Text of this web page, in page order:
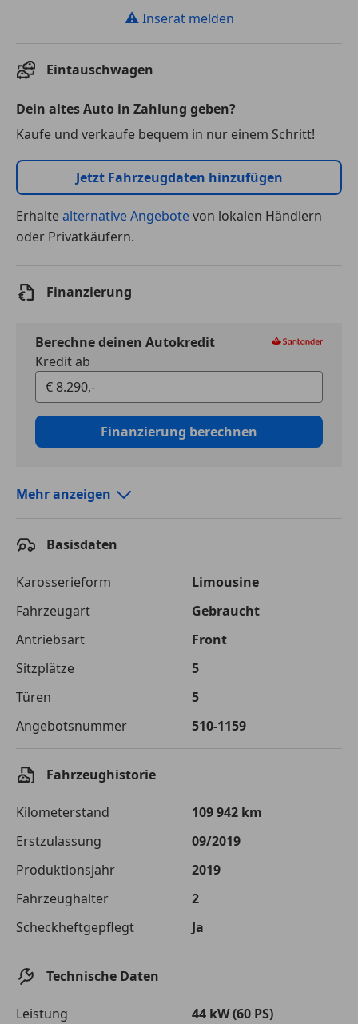
⚠ Inserat melden
Eintauschwagen
Dein altes Auto in Zahlung geben?
Kaufe und verkaufe bequem in nur einem Schritt!
Jetzt Fahrzeugdaten hinzufügen
Erhaltealternative Angebotevon lokalen Händlern
oder Privatkäufern.
Finanzierung
Berechne deinen Autokredit
Kredit ab
Finanzierung berechnen
Laufzeit
Kreditbetrag
€ 8 290,-
Zu zahlender
Gesamtbetrag
€ 13 171,-
Einberechnete Gebühren
€ 0,-
Effektivzinsatz
10,52 %
Sollzinssatz
9,99 %
Monatliche Rate
typischerweise Kredite vergeben. Der Sollzinssatz ist
Gültig für Neukunden bei Online-Abschluss. Erfüllung banküblicher
Bonitätskriterien vorausgesetzt.
Jetzt berechnen
Mehr anzeigen
Basisdaten
Karosserieform
Limousine
Fahrzeugart
Gebraucht
Antriebsart
Front
Sitzplätze
5
Türen
5
Angebotsnummer
510-1159
Fahrzeughistorie
Kilometerstand
109 942 km
Erstzulassung
09/2019
Produktionsjahr
2019
Fahrzeughalter
2
Scheckheftgepflegt
Ja
Technische Daten
Leistung
44 kW (60 PS)